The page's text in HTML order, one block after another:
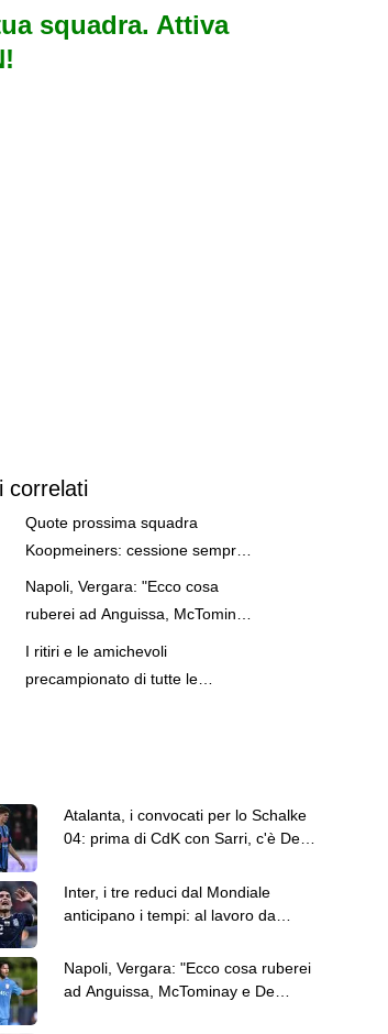
squadra. Attiva
correlati
Quote prossima squadra
Koopmeiners: cessione sempre
più vicina, Napoli tra le ipotesi
Napoli, Vergara: "Ecco cosa
ruberei ad Anguissa, McTominay
e De Bruyne"
I ritiri e le amichevoli
precampionato di tutte le
Atalanta, i convocati per lo Schalke
04: prima di CdK con Sarri, c'è De
Inter, i tre reduci dal Mondiale
anticipano i tempi: al lavoro da
Napoli, Vergara: "Ecco cosa ruberei
ad Anguissa, McTominay e De